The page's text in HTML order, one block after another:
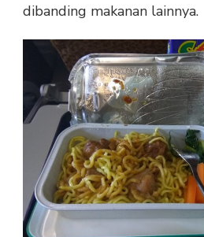
dibanding makanan lainnya.